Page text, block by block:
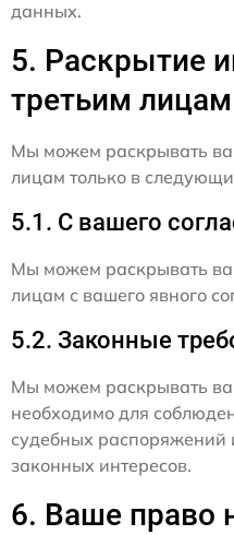
данных.
5. Раскрытие
третьим лицам
Мы можем раскрывать
лицам только в
5.1. С вашего
Мы можем раскрывать
лицам с вашего явного
5.2. Законные
Мы можем раскрывать
необходимо для
судебных
законных интересов.
6. Ваше право